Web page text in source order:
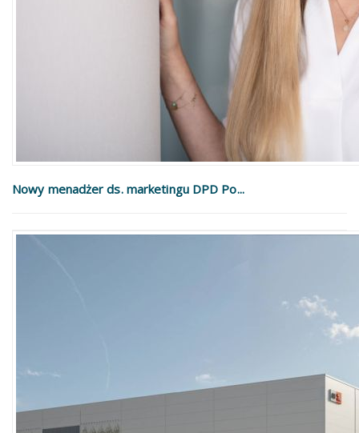
Nowy menadżer ds. marketingu DPD Po...